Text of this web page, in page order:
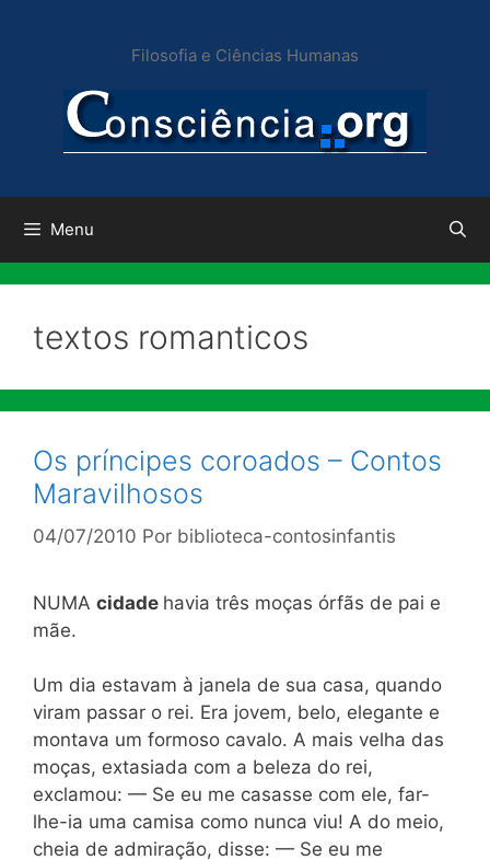
conteúdo
Filosofia e Ciências Humanas
Menu
textos romanticos
Os príncipes coroados – Contos
Maravilhosos
04/07/2010 Por biblioteca-contosinfantis
NUMA cidade havia três moças órfãs de pai e
mãe.
Um dia estavam à janela de sua casa, quando
viram passar o rei. Era jovem, belo, elegante e
montava um formoso cavalo. A mais velha das
moças, extasiada com a beleza do rei,
exclamou: — Se eu me casasse com ele, far-
lhe-ia uma camisa como nunca viu! A do meio,
cheia de admiração, disse: — Se eu me